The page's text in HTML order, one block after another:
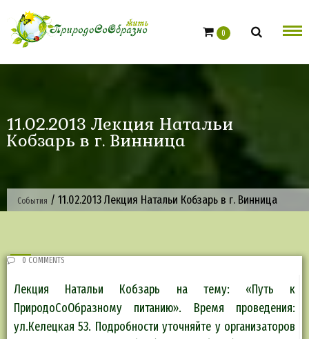
content
0
11.02.2013 Лекция Натальи
Кобзарь в г. Винница
События / 11.02.2013 Лекция Натальи Кобзарь в г. Винница
0 COMMENTS
Лекция Натальи Кобзарь на тему: «Путь к
ПриродоСоОбразному питанию». Время проведения:
ул.Келецкая 53. Подробности уточняйте у организаторов